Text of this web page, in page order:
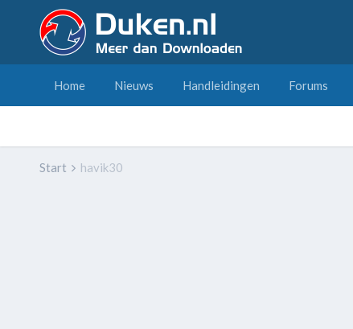
Home Nieuws Handleidingen Forums
Start havik30